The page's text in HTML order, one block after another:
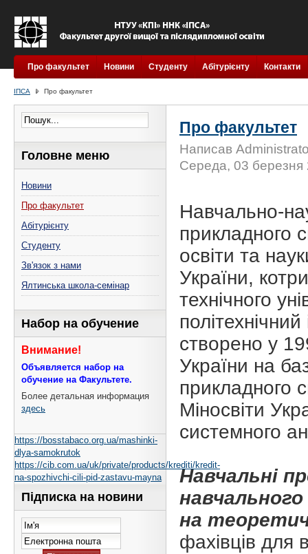
Про факультет Новини Студенту Абітурієнту Контакти
ІПСА Про факультет
Про факультет
Написав
Середа, 03 березня
Навчально-
прикладного
освіти та
України,
технічного
створено у
України на
прикладного
Міносвіти
системного
Навчальні
на
фахівців для
Головне меню
Новини
Про факультет
Абітурієнту
Студенту
Зв'язок з нами
Ялтинська школа-семінар
Набор на обучение
Внимание!
Объявляется набор на
обучение на Факультете.
Более детальная информация
здесь
https://bosstabaco.org.ua/mashinki-
dlya-samokrutok
https://cib.com.ua/uk/private/products/krediti/kredit-
na-spozhivchi-cili-pid-zastavu-mayna
Підписка на новини